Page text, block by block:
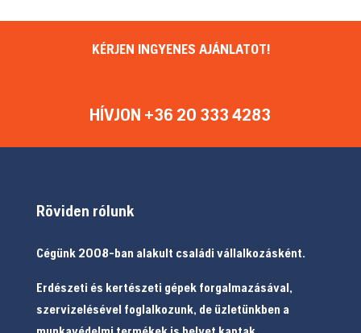
KÉRJEN INGYENES AJÁNLATOT!
HÍVJON +36 20 333 4283
Röviden rólunk
Cégünk 2008-ban alakult családi vállalkozásként.
Erdészeti és kertészeti gépek forgalmazásával,
szervizelésével foglalkozunk, de üzletünkben a